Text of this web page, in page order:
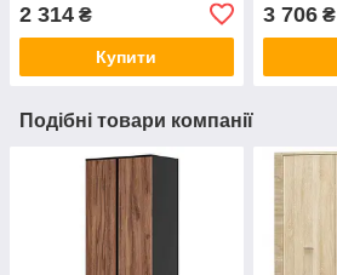
2 314 ₴
Купити
3 706₴
Подібні товари компанії